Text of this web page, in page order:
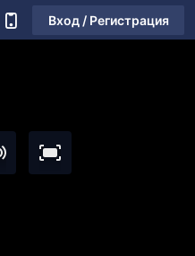
Вход / Регистрация